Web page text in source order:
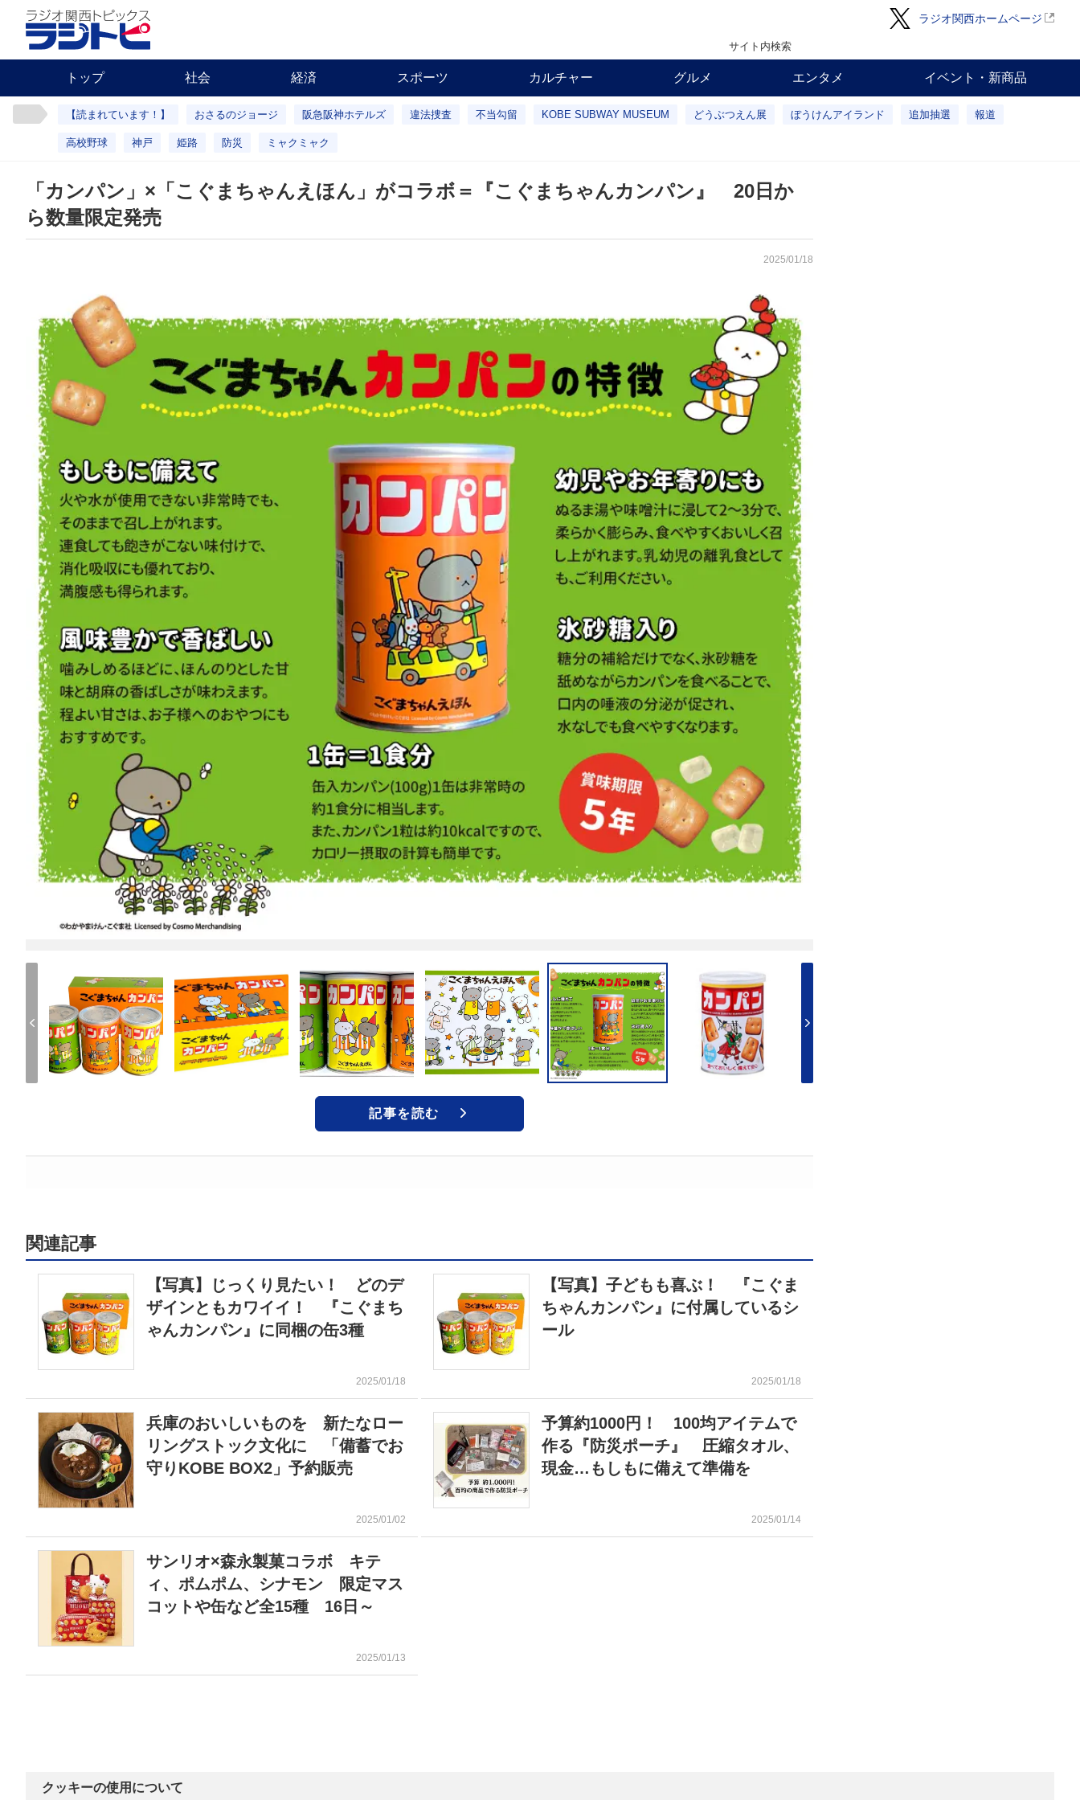
ラジオ関西ホームページ
サイト内検索
トップ 社会 経済 スポーツ カルチャー グルメ エンタメ イベント・新商品
【読まれています！】 おさるのジョージ 阪急阪神ホテルズ 違法捜査 不当勾留 KOBE SUBWAY MUSEUM どうぶつえん展 ぼうけんアイランド 追加抽選 報道
高校野球 神戸 姫路 防災 ミャクミャク
「カンパン」×「こぐまちゃんえほん」がコラボ＝『こぐまちゃんカンパン』 20日か
ら数量限定発売
2025/01/18
記事を読む
関連記事
【写真】じっくり見たい！ どのデ
ザインともカワイイ！ 『こぐまち
ゃんカンパン』に同梱の缶3種
2025/01/18
【写真】子どもも喜ぶ！ 『こぐま
ちゃんカンパン』に付属しているシ
ール
2025/01/18
兵庫のおいしいものを 新たなロー
リングストック文化に 「備蓄でお
守りKOBE BOX2」予約販売
2025/01/02
予算約1000円！ 100均アイテムで
作る『防災ポーチ』 圧縮タオル、
現金…もしもに備えて準備を
2025/01/14
サンリオ×森永製菓コラボ キテ
ィ、ポムポム、シナモン 限定マス
コットや缶など全15種 16日～
2025/01/13
クッキーの使用について